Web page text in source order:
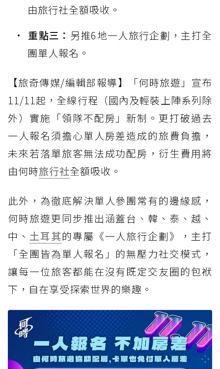
由旅行社全額吸收。
重點三： 另推6地一人旅行企劃，主打全
團單人報名。
【旅奇傳媒/編輯部報導】「何時旅遊」宣布
11/11起，全線行程（國內及輕裝上陣系列除
外）實施「領隊不配房」新制。更打破過去
一人報名須擔心單人房差造成的旅費負擔，
未來若落單旅客無法成功配房，衍生費用將
由何時旅行社全額吸收。
此外，為徹底解決單人參團常有的邊緣感，
何時旅遊更同步推出涵蓋台、韓、泰、越、
中、 土耳其的專屬《一人旅行企劃》，主打
「全團皆為單人報名」的無壓力社交模式，
讓每一位旅客都能在沒有既定交友圈的包袱
下，自在享受探索世界的樂趣。